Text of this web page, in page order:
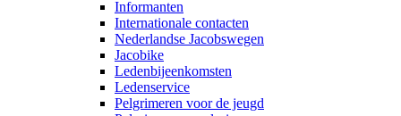
Informanten
Internationale contacten
Nederlandse Jacobswegen
Jacobike
Ledenbijeenkomsten
Ledenservice
Pelgrimeren voor de jeugd